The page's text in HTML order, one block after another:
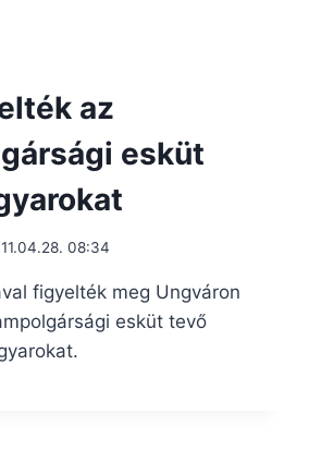
az
esküt
08:34
figyelték meg Ungváron
esküt tevő